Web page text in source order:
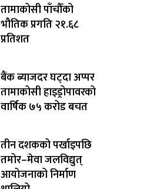
तामाकोसी पाँचौँको
भौतिक प्रगति २१.६८
प्रतिशत
बैंक ब्याजदर घट्दा अप्पर
तामाकोसी हाइड्रोपावरको
वार्षिक ७५ करोड बचत
तीन दशकको पर्खाइपछि
तमोर–मेवा जलविद्युत्
आयोजनाको निर्माण